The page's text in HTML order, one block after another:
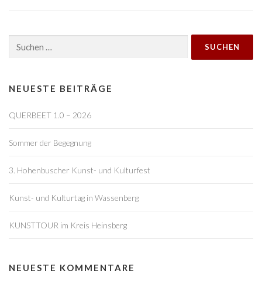
Suchen
NEUESTE BEITRÄGE
QUERBEET 1.0 – 2026
Sommer der Begegnung
3. Hohenbuscher Kunst- und Kulturfest
Kunst- und Kulturtag in Wassenberg
KUNSTTOUR im Kreis Heinsberg
NEUESTE KOMMENTARE